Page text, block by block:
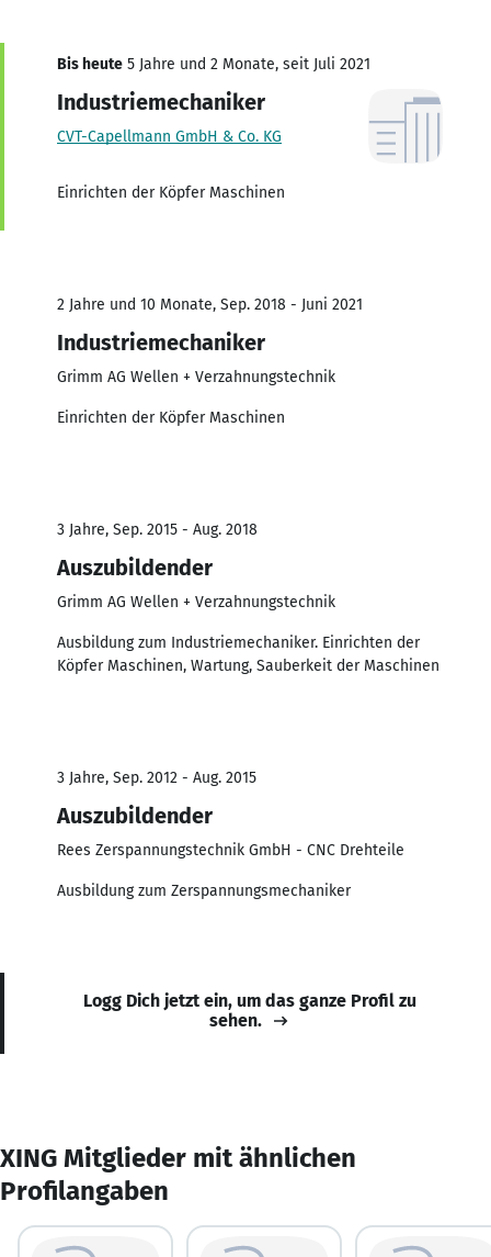
Bis heute 5 Jahre und 2 Monate, seit Juli 2021
Industriemechaniker
CVT-Capellmann GmbH & Co. KG
Einrichten der Köpfer Maschinen
2 Jahre und 10 Monate, Sep. 2018 - Juni 2021
Industriemechaniker
Grimm AG Wellen + Verzahnungstechnik
Einrichten der Köpfer Maschinen
3 Jahre, Sep. 2015 - Aug. 2018
Auszubildender
Grimm AG Wellen + Verzahnungstechnik
Ausbildung zum Industriemechaniker. Einrichten der
Köpfer Maschinen, Wartung, Sauberkeit der Maschinen
3 Jahre, Sep. 2012 - Aug. 2015
Auszubildender
Rees Zerspannungstechnik GmbH - CNC Drehteile
Ausbildung zum Zerspannungsmechaniker
Logg Dich jetzt ein, um das ganze Profil zu
sehen.
XING Mitglieder mit ähnlichen
Profilangaben